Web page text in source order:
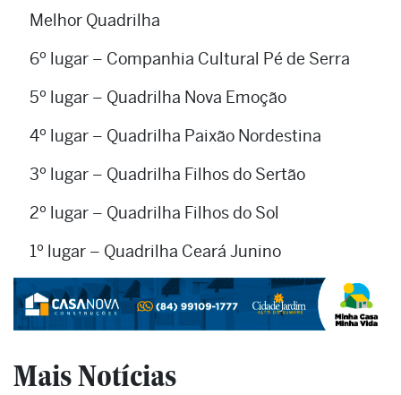
Melhor Quadrilha
6º lugar – Companhia Cultural Pé de Serra
5º lugar – Quadrilha Nova Emoção
4º lugar – Quadrilha Paixão Nordestina
3º lugar – Quadrilha Filhos do Sertão
2º lugar – Quadrilha Filhos do Sol
1º lugar – Quadrilha Ceará Junino
Mais Notícias